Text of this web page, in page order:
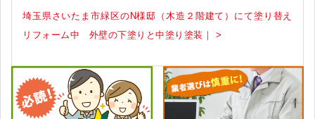
埼玉県さいたま市緑区のN様邸（木造２階建て）にて塗り替え
リフォーム中 外壁の下塗りと中塗り塗装｜ >